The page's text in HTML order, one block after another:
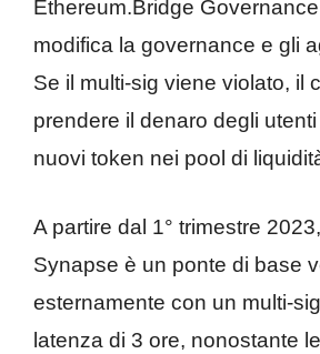
Ethereum.Bridge
modifica la governance e gli
Se il multi-sig viene violato, il
prendere il denaro degli
nuovi token nei pool di
A partire dal 1° trimestre
Synapse è un ponte di base
esternamente con un multi-
latenza di 3 ore, nonostante